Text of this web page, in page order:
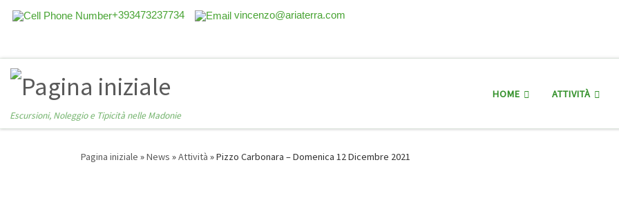
+393473237734 vincenzo@ariaterra.com
Escursioni, Noleggio e Tipicità nelle Madonie
HOME ATTIVITÀ
Pagina iniziale »News »Attività »Pizzo Carbonara – Domenica 12 Dicembre 2021